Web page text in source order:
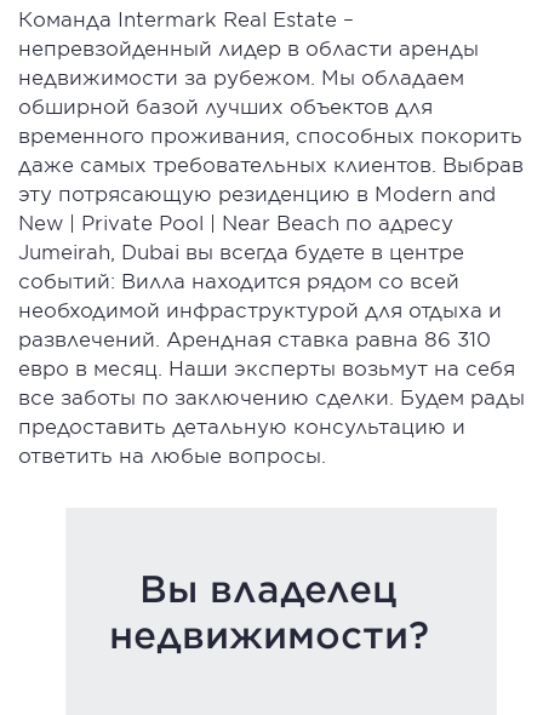
Команда Intermark Real Estate –
непревзойденный лидер в области аренды
недвижимости за рубежом. Мы обладаем
обширной базой лучших объектов для
временного проживания, способных покорить
даже самых требовательных клиентов. Выбрав
эту потрясающую резиденцию в Modern and
New | Private Pool | Near Beach по адресу
Jumeirah, Dubai вы всегда будете в центре
событий: Вилла находится рядом со всей
необходимой инфраструктурой для отдыха и
развлечений. Арендная ставка равна 86 310
евро в месяц. Наши эксперты возьмут на себя
все заботы по заключению сделки. Будем рады
предоставить детальную консультацию и
ответить на любые вопросы.
Вы владелец
недвижимости?